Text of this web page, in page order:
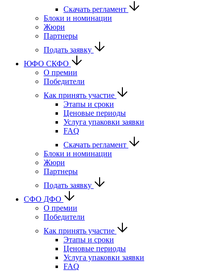
Скачать регламент
Блоки и номинации
Жюри
Партнеры
Подать заявку
ЮФО СКФО
О премии
Победители
Как принять участие
Этапы и сроки
Ценовые периоды
Услуга упаковки заявки
FAQ
Скачать регламент
Блоки и номинации
Жюри
Партнеры
Подать заявку
CФО ДФО
О премии
Победители
Как принять участие
Этапы и сроки
Ценовые периоды
Услуга упаковки заявки
FAQ